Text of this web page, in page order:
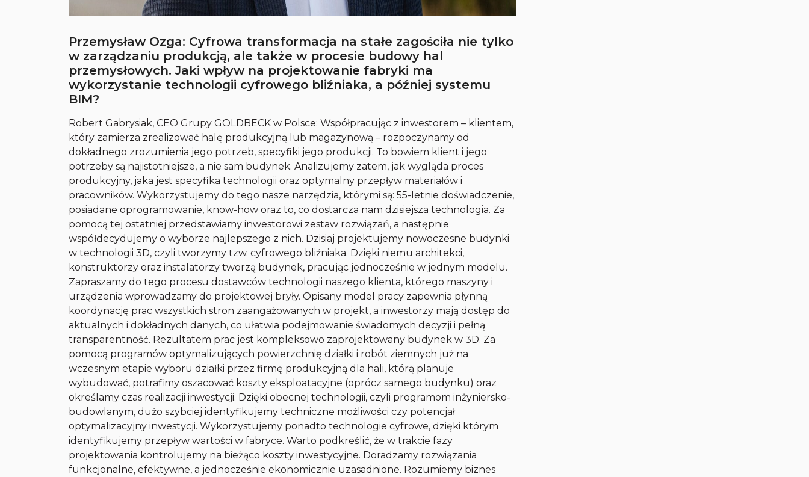
Przemysław Ozga: Cyfrowa transformacja na stałe zagościła nie tylko
w zarządzaniu produkcją, ale także w procesie budowy hal
przemysłowych. Jaki wpływ na projektowanie fabryki ma
wykorzystanie technologii cyfrowego bliźniaka, a później systemu
BIM?
Robert Gabrysiak, CEO Grupy GOLDBECK w Polsce: Współpracując z inwestorem – klientem,
który zamierza zrealizować halę produkcyjną lub magazynową – rozpoczynamy od
dokładnego zrozumienia jego potrzeb, specyfiki jego produkcji. To bowiem klient i jego
potrzeby są najistotniejsze, a nie sam budynek. Analizujemy zatem, jak wygląda proces
produkcyjny, jaka jest specyfika technologii oraz optymalny przepływ materiałów i
pracowników. Wykorzystujemy do tego nasze narzędzia, którymi są: 55-letnie doświadczenie,
posiadane oprogramowanie, know-how oraz to, co dostarcza nam dzisiejsza technologia. Za
pomocą tej ostatniej przedstawiamy inwestorowi zestaw rozwiązań, a następnie
współdecydujemy o wyborze najlepszego z nich. Dzisiaj projektujemy nowoczesne budynki
w technologii 3D, czyli tworzymy tzw. cyfrowego bliźniaka. Dzięki niemu architekci,
konstruktorzy oraz instalatorzy tworzą budynek, pracując jednocześnie w jednym modelu.
Zapraszamy do tego procesu dostawców technologii naszego klienta, którego maszyny i
urządzenia wprowadzamy do projektowej bryły. Opisany model pracy zapewnia płynną
koordynację prac wszystkich stron zaangażowanych w projekt, a inwestorzy mają dostęp do
aktualnych i dokładnych danych, co ułatwia podejmowanie świadomych decyzji i pełną
transparentność. Rezultatem prac jest kompleksowo zaprojektowany budynek w 3D. Za
pomocą programów optymalizujących powierzchnię działki i robót ziemnych już na
wczesnym etapie wyboru działki przez firmę produkcyjną dla hali, którą planuje
wybudować, potrafimy oszacować koszty eksploatacyjne (oprócz samego budynku) oraz
określamy czas realizacji inwestycji. Dzięki obecnej technologii, czyli programom inżyniersko-
budowlanym, dużo szybciej identyfikujemy techniczne możliwości czy potencjał
optymalizacyjny inwestycji. Wykorzystujemy ponadto technologie cyfrowe, dzięki którym
identyfikujemy przepływ wartości w fabryce. Warto podkreślić, że w trakcie fazy
projektowania kontrolujemy na bieżąco koszty inwestycyjne. Doradzamy rozwiązania
funkcjonalne, efektywne, a jednocześnie ekonomicznie uzasadnione. Rozumiemy biznes